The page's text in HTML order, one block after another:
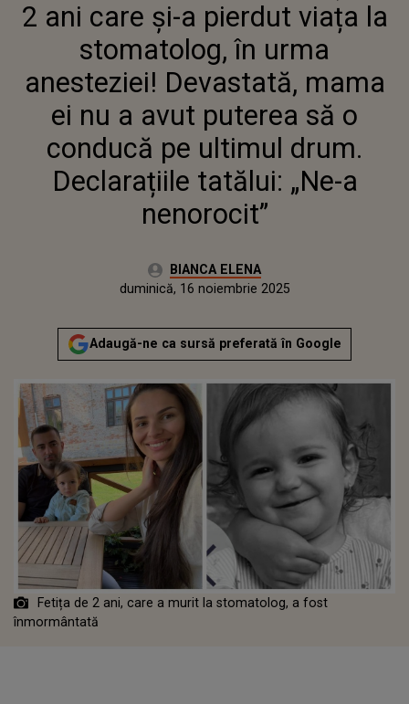
EI NU A AVUT PUTEREA SĂ O
CONDUCĂ PE ULTIMUL DRUM.
DECLARAȚIILE TATĂLUI: „NE-A
NENOROCIT”
2 ani care și-a pierdut viața la
stomatolog, în urma
anesteziei! Devastată, mama
ei nu a avut puterea să o
conducă pe ultimul drum.
Declarațiile tatălui: „Ne-a
nenorocit”
Autor:BIANCA ELENA
duminică, 16 noiembrie 2025
Actualizat:
duminică, 16 noiembrie 2025
Adaugă-ne ca sursă preferată în Google
Fetița de 2 ani, care a murit la stomatolog, a fost
înmormântată